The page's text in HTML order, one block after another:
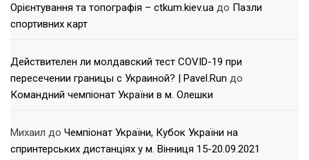
Орієнтування та топографія – ctkum.kiev.ua до Пазли
спортивних карт
Действителен ли молдавский тест COVID-19 при
пересечении границы с Украиной? | Pavel.Run до
Командний чемпіонат України в м. Олешки
Михаил до Чемпіонат України, Кубок України на
спринтерських дистанціях у м. Вінниця 15-20.09.2021